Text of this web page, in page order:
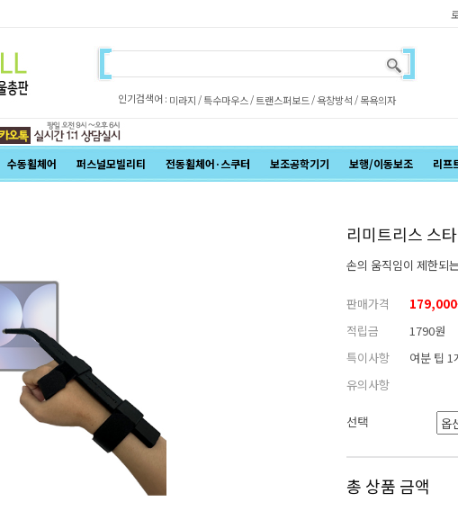
인기검색어 : 미라지 /특수마우스/트랜스퍼보드 /욕창방석 /목욕의자
수동휠체어 퍼스널모빌리티 전동휠체어·스쿠터 보조공학기기 보행/이동보조 리프
리미트리스 스
손의 움직임이 제한되
판매가격
적립금
1790원
특이사항
여분 팁 1
유의사항
선택
총 상품 금액